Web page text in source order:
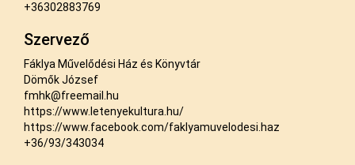
+36302883769
Szervező
Fáklya Művelődési Ház és Könyvtár
Dömők József
fmhk@freemail.hu
https://www.letenyekultura.hu/
https://www.facebook.com/faklyamuvelodesi.haz
+36/93/343034